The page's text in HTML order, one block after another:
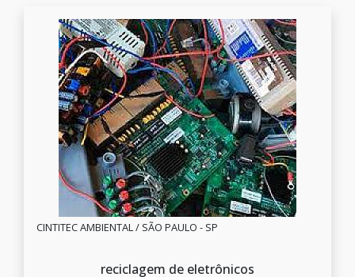
CINTITEC AMBIENTAL / SÃO PAULO - SP
reciclagem de eletrônicos